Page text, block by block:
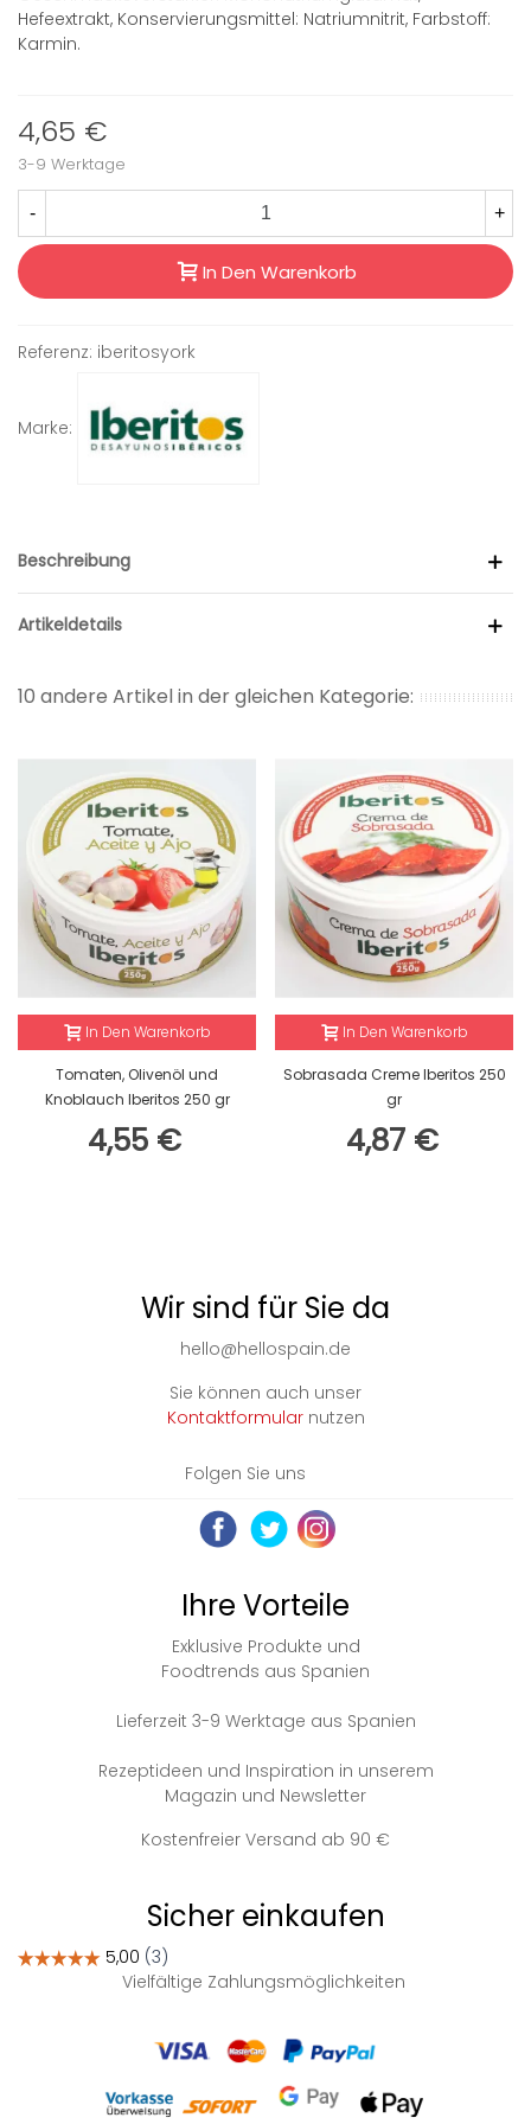
Hefeextrakt, Konservierungsmittel: Natriumnitrit, Farbstoff:
Karmin.
4,65 €
3-9 Werktage
- +
In Den Warenkorb
Referenz: iberitosyork
Marke:
Beschreibung
Artikeldetails
10 andere Artikel in der gleichen Kategorie:
In Den Warenkorb
Tomaten, Olivenöl und
Knoblauch Iberitos 250 gr
4,55 €
In Den Warenkorb
Sobrasada Creme Iberitos 250
gr
4,87 €
Wir sind für Sie da
hello@hellospain.de
Sie können auch unser
Kontaktformularnutzen
Folgen Sie uns
Ihre Vorteile
Exklusive Produkte und
Foodtrends aus Spanien
Lieferzeit 3-9 Werktage aus Spanien
Rezeptideen und Inspiration in unserem
Magazin und Newsletter
Kostenfreier Versand ab 90 €
Sicher einkaufen
Vielfältige Zahlungsmöglichkeiten